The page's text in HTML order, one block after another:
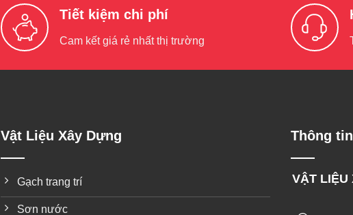
Tiết kiệm chi phí
Cam kết giá rẻ nhất thị trường
Vật Liệu Xây Dựng
Gạch trang trí
Sơn nước
Thông
VẬT LIỆU